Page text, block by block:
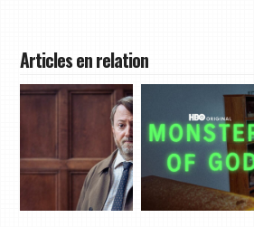
Articles en relation